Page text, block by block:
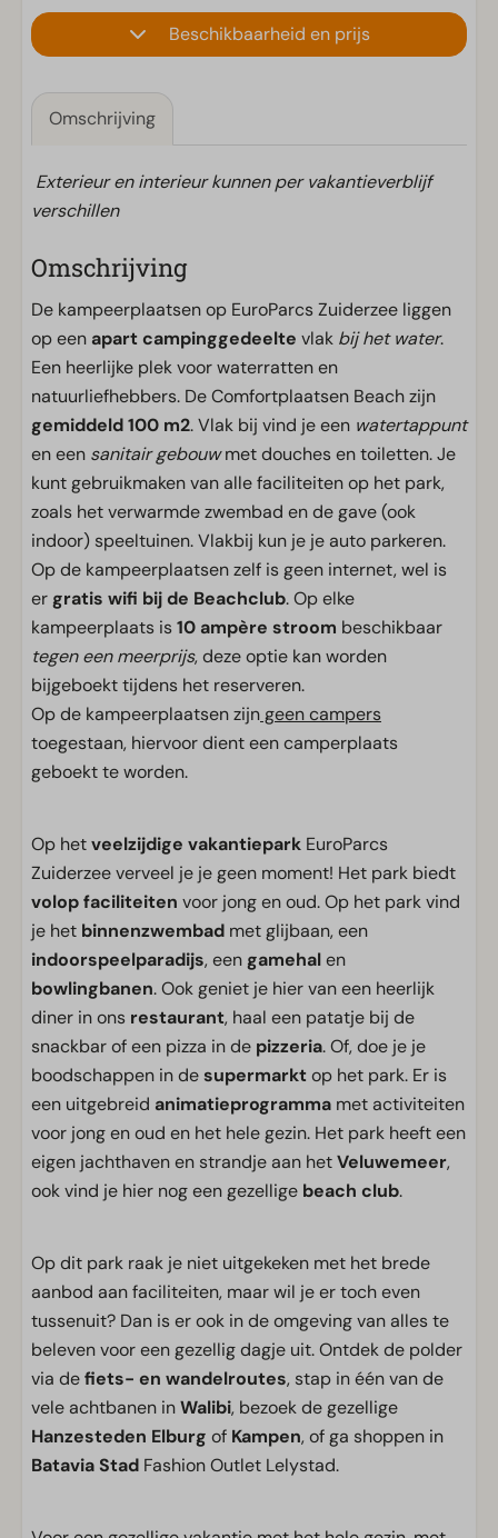
Beschikbaarheid en prijs
Omschrijving
Exterieur en interieur kunnen per vakantieverblijf
verschillen
Omschrijving
De kampeerplaatsen op EuroParcs Zuiderzee liggen
op een apart campinggedeelte vlak bij het water.
Een heerlijke plek voor waterratten en
natuurliefhebbers. De Comfortplaatsen Beach zijn
gemiddeld 100 m2. Vlak bij vind je een watertappunt
en een sanitair gebouwmet douches en toiletten. Je
kunt gebruikmaken van alle faciliteiten op het park,
zoals het verwarmde zwembad en de gave (ook
indoor) speeltuinen. Vlakbij kun je je auto parkeren.
Op de kampeerplaatsen zelf is geen internet, wel is
er gratis wifi bij de Beachclub. Op elke
kampeerplaats is10 ampère stroom beschikbaar
tegen een meerprijs, deze optie kan worden
bijgeboekt tijdens het reserveren.
Op de kampeerplaatsen zijngeen campers
toegestaan, hiervoor dient een camperplaats
geboekt te worden.
Op hetveelzijdige vakantiepark EuroParcs
Zuiderzee verveel je je geen moment! Het park biedt
volop faciliteiten voor jong en oud. Op het park vind
je het binnenzwembad met glijbaan, een
indoorspeelparadijs, een gamehalen
bowlingbanen. Ook geniet je hier van een heerlijk
diner in ons restaurant, haal een patatje bij de
snackbar of een pizza in de pizzeria. Of, doe je je
boodschappen in desupermarktop het park. Er is
een uitgebreid animatieprogramma met activiteiten
voor jong en oud en het hele gezin. Het park heeft een
eigen jachthaven en strandje aan hetVeluwemeer,
ook vind je hier nog een gezellige beach club.
Op dit park raak je niet uitgekeken met het brede
aanbod aan faciliteiten, maar wil je er toch even
tussenuit? Dan is er ook in de omgeving van alles te
beleven voor een gezellig dagje uit. Ontdek de polder
via defiets- en wandelroutes, stap in één van de
vele achtbanen inWalibi, bezoek de gezellige
Hanzesteden Elburg of Kampen, of ga shoppen in
Batavia Stad Fashion Outlet Lelystad.